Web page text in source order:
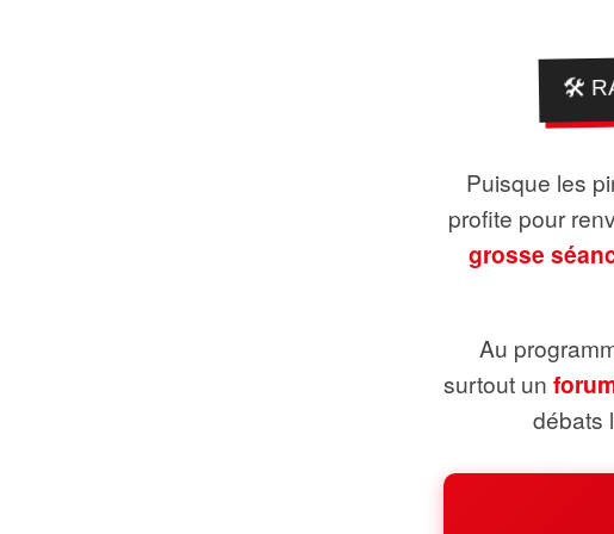
🛠️
Puisque les
profite pour
grosse
Au
surtout un
débats